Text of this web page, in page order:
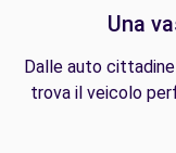
Una
Dalle auto
trova il veicolo